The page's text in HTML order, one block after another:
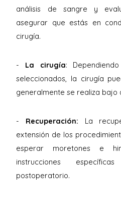
análisis de sangre y
asegurar que estás en
cirugía.
- La cirugía:
seleccionados, la cirugía
generalmente se realiza bajo
- Recuperación: La
extensión de los
esperar moretones e
instrucciones
postoperatorio.